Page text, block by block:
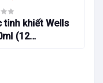
tinh khiết Wells
(12